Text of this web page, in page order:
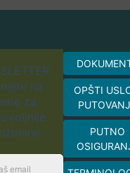
na
za
OPŠTI
PUTNO